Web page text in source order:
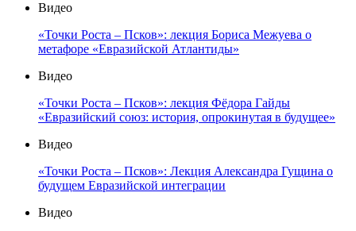
Видео
«Точки Роста – Псков»: лекция Бориса Межуева о
метафоре «Евразийской Атлантиды»
Видео
«Точки Роста – Псков»: лекция Фёдора Гайды
«Евразийский союз: история, опрокинутая в будущее»
Видео
«Точки Роста – Псков»: Лекция Александра Гущина о
будущем Евразийской интеграции
Видео